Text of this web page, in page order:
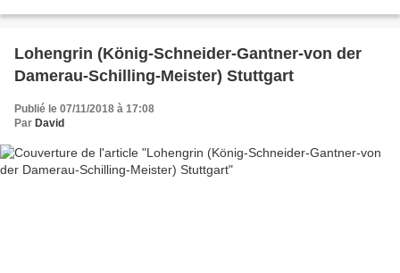
Lohengrin (König-Schneider-Gantner-von der
Damerau-Schilling-Meister) Stuttgart
Publié le 07/11/2018 à 17:08
Par David